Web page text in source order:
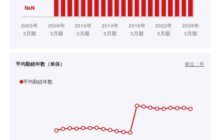
平均勤続年数（単体） 単位： 年
平均勤続年数